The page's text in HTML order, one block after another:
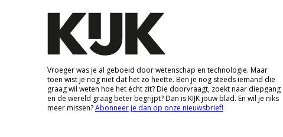
Vroeger was je al geboeid door wetenschap en technologie. Maar
toen wist je nog niet dat het zo heette. Ben je nog steeds iemand die
graag wil weten hoe het écht zit? Die doorvraagt, zoekt naar diepgang
en de wereld graag beter begrijpt? Dan is KIJK jouw blad. En wil je niks
meer missen?Abonneer je dan op onze nieuwsbrief!